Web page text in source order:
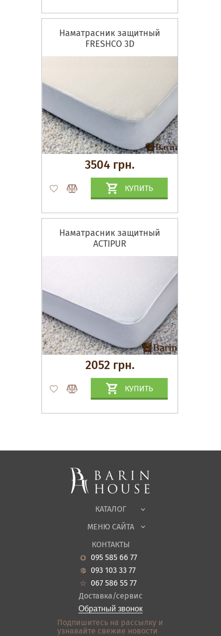
Наматрасник защитный
FRESHCO 3D
3504 грн.
КУПИТЬ
Наматрасник защитный
ACTIPUR
2052 грн.
КУПИТЬ
КАТАЛОГ
Спальни, Кровати
Корпусная мебель
Офисная мебель
Садовая мебель
Гостиная
Кухня
Прихожие
Ванная
Акции
МЕНЮ САЙТА
О нас
Новости
Гарантия
Кредит
Оплата и доставка
Отзывы
Контакты
Карта сайта
КОНТАКТЫ
095 585 66 77
093 103 33 77
067 586 55 77
Доставка/сервис
Обратный звонок
Подпишитесь на рассылку и
узнавайте свежие новости